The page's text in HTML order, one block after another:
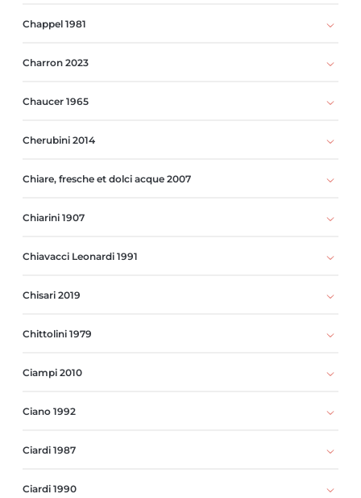
Chappel 1981
Charron 2023
Chaucer 1965
Cherubini 2014
Chiare, fresche et dolci acque 2007
Chiarini 1907
Chiavacci Leonardi 1991
Chisari 2019
Chittolini 1979
Ciampi 2010
Ciano 1992
Ciardi 1987
Ciardi 1990